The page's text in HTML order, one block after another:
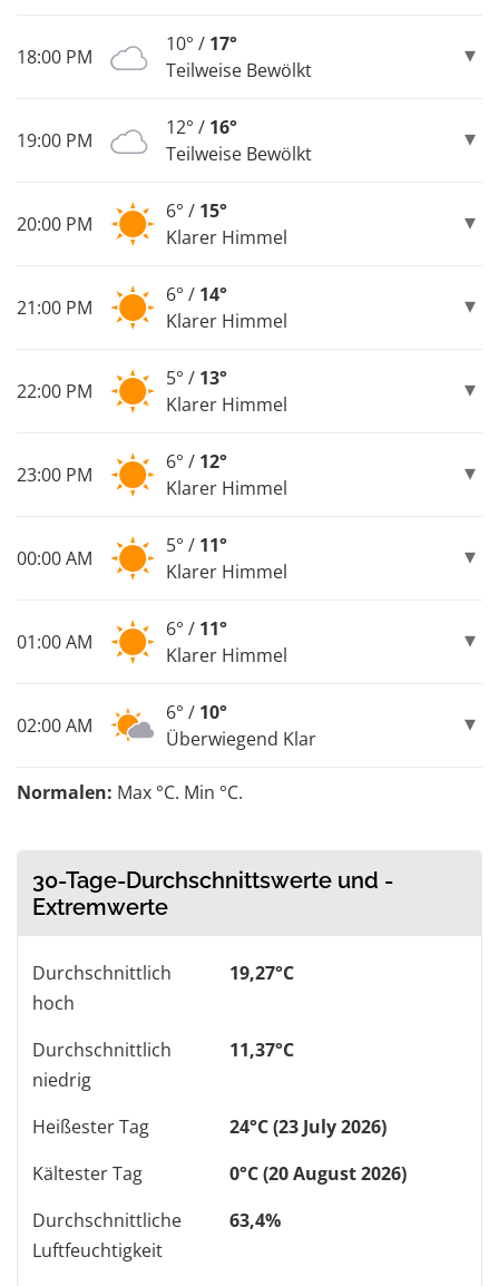
18:00 PM
10° / 17°
Teilweise Bewölkt
19:00 PM
12° / 16°
Teilweise Bewölkt
20:00 PM
6° / 15°
Klarer Himmel
21:00 PM
6° / 14°
Klarer Himmel
22:00 PM
5° / 13°
Klarer Himmel
23:00 PM
6° / 12°
Klarer Himmel
00:00 AM
5° / 11°
Klarer Himmel
01:00 AM
6° / 11°
Klarer Himmel
02:00 AM
6° / 10°
Überwiegend Klar
Normalen: Max °C. Min °C.
30-Tage-Durchschnittswerte und -
Extremwerte
Durchschnittlich
hoch
19,27°C
Durchschnittlich
niedrig
11,37°C
Heißester Tag
24°C (23 July 2026)
Kältester Tag
0°C (20 August 2026)
Durchschnittliche
Luftfeuchtigkeit
63,4%